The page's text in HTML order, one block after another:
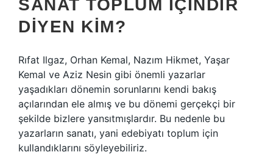
SANAT TOPLUM IÇINDIR
DIYEN KIM?
Rıfat Ilgaz, Orhan Kemal, Nazım Hikmet, Yaşar
Kemal ve Aziz Nesin gibi önemli yazarlar
yaşadıkları dönemin sorunlarını kendi bakış
açılarından ele almış ve bu dönemi gerçekçi bir
şekilde bizlere yansıtmışlardır. Bu nedenle bu
yazarların sanatı, yani edebiyatı toplum için
kullandıklarını söyleyebiliriz.